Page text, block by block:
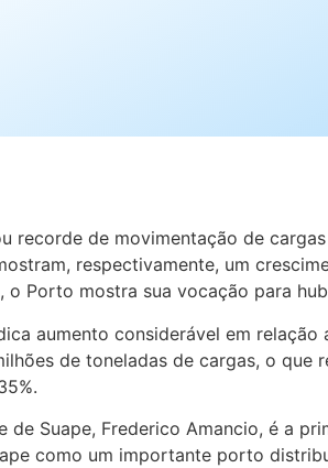
recorde de movimentação de
respectivamente, um
o Porto mostra sua vocação para
aumento considerável em
de toneladas de cargas, o
de Suape, Frederico Amancio, é a
como um importante porto